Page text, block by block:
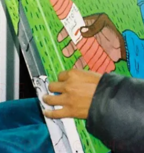
INVESTIR DANS L’ASSOCIATION